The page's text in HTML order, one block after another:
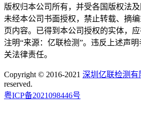
版权归本公司所有，并受各国版权法及
未经本公司书面授权，禁止转载、摘
页内容。已得到本公司授权的实体，
注明“来源：亿联检测”。违反上述声
关法律责任。
Copyright © 2016-2021 深圳亿联检测有
reserved.
粤ICP备2021098446号